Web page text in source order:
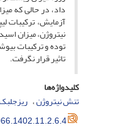
داد، در حالی که
آزمایش، ترکیبات
نیتروژن، میزان
توده و ترکیبات
تاثیر قرار نگرفت.
کلیدواژه‌ها
تنش نیتروژن